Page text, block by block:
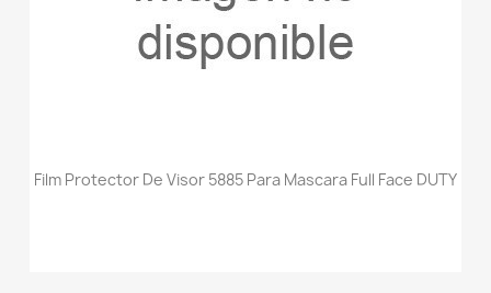
Film Protector De Visor 5885 Para Mascara Full Face DUTY